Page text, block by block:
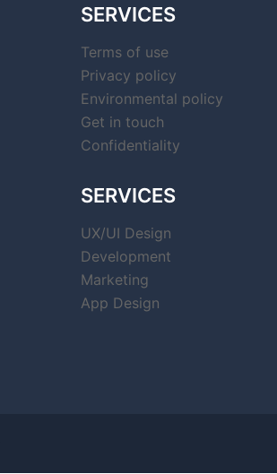
SERVICES
Terms of use
Privacy policy
Environmental policy
Get in touch
Confidentiality
SERVICES
UX/UI Design
Development
Marketing
App Design